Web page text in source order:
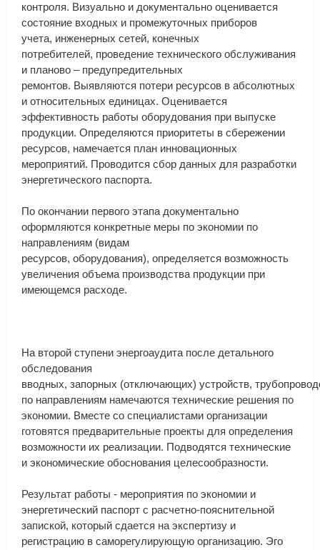
контроля. Визуально и документально оценивается
состояние входных и промежуточных приборов
учета, инженерных сетей, конечных
потребителей, проведение технического обслуживания
и планово – предупредительных
ремонтов. Выявляются потери ресурсов в абсолютных
и относительных единицах. Оценивается
эффективность работы оборудования при выпуске
продукции. Определяются приоритеты в сбережении
ресурсов, намечается план инновационных
мероприятий. Проводится сбор данных для разработки
энергетического паспорта.
По окончании первого этапа документально
оформляются конкретные меры по экономии по
направлениям (видам
ресурсов, оборудования), определяется возможность
увеличения объема производства продукции при
имеющемся расходе.
На второй ступени энергоаудита после детального
обследования
вводных, запорных (отключающих) устройств,
по направлениям намечаются технические решения по
экономии. Вместе со специалистами организации
готовятся предварительные проекты для определения
возможности их реализации. Подводятся технические
и экономические обоснования целесообразности.
Результат работы - мероприятия по экономии и
энергетический паспорт с расчетно-пояснительной
запиской, который сдается на экспертизу и
регистрацию в саморегулирующую организацию. Эго